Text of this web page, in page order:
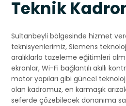
Teknik
Sultanbeyli bölgesinde hizmet
teknisyenlerimiz, Siemens
aralıklarla tazeleme eğitimleri
ekranlar, Wi-Fi bağlantılı akıllı
motor yapıları gibi güncel
olan kadromuz, en karmaşık
seferde çözebilecek donanıma